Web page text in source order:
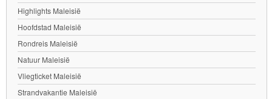
Highlights Maleisië
Hoofdstad Maleisië
Rondreis Maleisië
Natuur Maleisië
Vliegticket Maleisië
Strandvakantie Maleisië